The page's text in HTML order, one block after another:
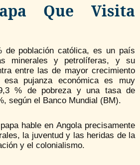
Que Visita
de población católica, es un país
minerales y petrolíferas, y su
entre las de mayor crecimiento
esa pujanza económica es muy
% de pobreza y una tasa de
según el Banco Mundial (BM).
hable en Angola precisamente
la juventud y las heridas de la
y el colonialismo.